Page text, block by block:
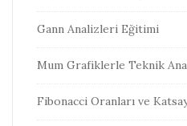
Gann Analizleri Eğitimi
Mum Grafiklerle Teknik
Fibonacci Oranları ve